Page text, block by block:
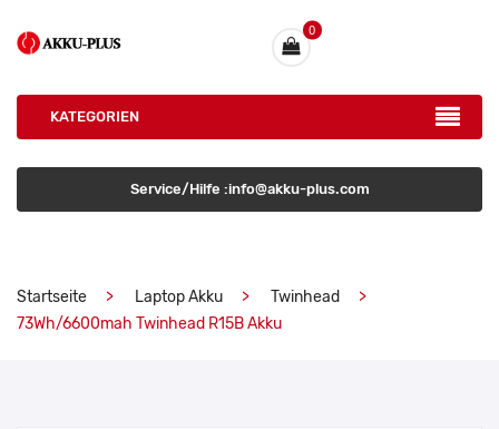
0
KATEGORIEN
Service/Hilfe :info@akku-plus.com
Startseite Laptop Akku
Twinhead
73Wh/6600mah Twinhead R15B Akku